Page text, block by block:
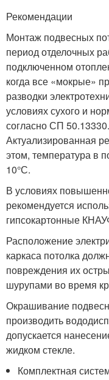
Рекомендации
Монтаж подвесных
период отделочных
подключенном
когда все «мокрые»
разводки
условиях сухого и
согласно СП
Актуализированная
этом, температура в
10°С.
В условиях
рекомендуется
гипсокартонные
Расположение
каркаса потолка
повреждения их
шурупами во время
Окрашивание
производить
допускается
жидком стекле.
Комплектная